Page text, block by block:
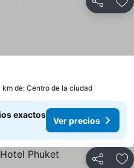
Compartir
km de: Centro de la ciudad
exactos
Ver precios
Compartir